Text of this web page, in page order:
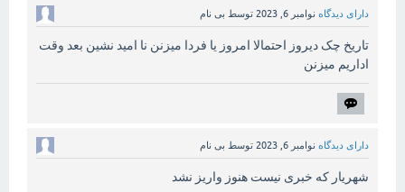
دارای دیدگاه نوامبر 6, 2023 توسط بی نام
تاریخ چک دیروز احتمالا امروز یا فردا میزنن نا امید نشین بعد وقت
اداریم میزنن
دارای دیدگاه نوامبر 6, 2023 توسط بی نام
شهریار که خبری نیست هنوز واریز نشد